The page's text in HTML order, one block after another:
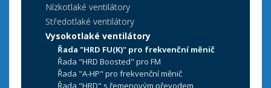
Nízkotlaké ventilátory
Středotlaké ventilátory
Vysokotlaké ventilátory
Řada "HRD FU(K)" pro frekvenční měnič
Řada "HRD Boosted" pro FM
Řada "A-HP" pro frekvenční měnič
Řada "HRD" s řemenovým převodem